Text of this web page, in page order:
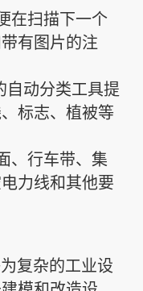
在扫描下一个
有图片的注
自动分类工具提
标志、植被等
、行车带、集
力线和其他要
复杂的工业设